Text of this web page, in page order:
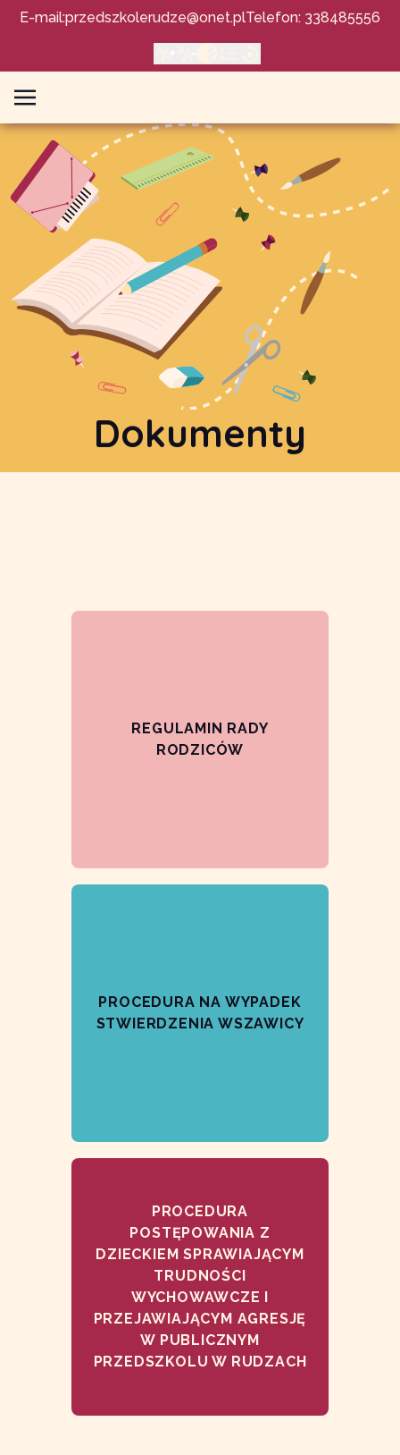
E-mail:przedszkolerudze@onet.plTelefon: 338485556
Dokumenty
REGULAMIN RADY
RODZICÓW
PROCEDURA NA WYPADEK
STWIERDZENIA WSZAWICY
PROCEDURA
POSTĘPOWANIA Z
DZIECKIEM SPRAWIAJĄCYM
TRUDNOŚCI
WYCHOWAWCZE I
PRZEJAWIAJĄCYM AGRESJĘ
W PUBLICZNYM
PRZEDSZKOLU W RUDZACH